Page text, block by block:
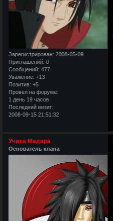
Зарегистрирован: 2008-05-09
Приглашений: 0
Сообщений: 477
Уважение: +13
Позитив: +5
Провел на форуме:
1 день 19 часов
Последний визит:
2008-09-15 21:51:32
Учиха Мадара
Основатель клана